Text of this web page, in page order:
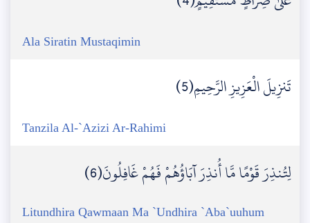
Ala Siratin Mustaqimin
تَنزِيلَ الْعَزِيزِ الرَّحِيمِ(5)
Tanzila Al-`Azizi Ar-Rahimi
لِتُنذِرَ قَوْمًا مَّا أُنذِرَ آبَاؤُهُمْ فَهُمْ غَافِلُونَ(6)
Litundhira Qawmaan Ma `Undhira `Aba`uuhum